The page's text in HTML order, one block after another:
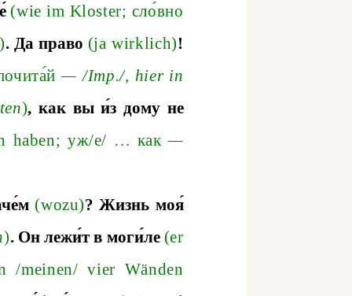
(wie im Kloster; сло́вно
. Да право (ja wirklich)!
— /Imp./, hier in
), как вы и́з дому не
haben; уж/е/ … как —
(wozu)? Жизнь моя́
). Он лежи́т в моги́ле (er
/meinen/vier Wänden